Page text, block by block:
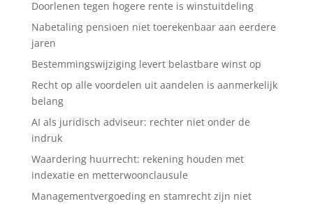
Doorlenen tegen hogere rente is winstuitdeling
Nabetaling pensioen niet toerekenbaar aan eerdere
jaren
Bestemmingswijziging levert belastbare winst op
Recht op alle voordelen uit aandelen is aanmerkelijk
belang
AI als juridisch adviseur: rechter niet onder de
indruk
Waardering huurrecht: rekening houden met
indexatie en metterwoonclausule
Managementvergoeding en stamrecht zijn niet